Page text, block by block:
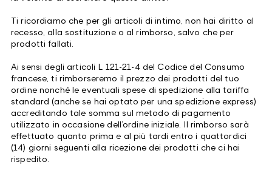
Ti ricordiamo che per gli articoli di intimo, non hai diritto al
recesso, alla sostituzione o al rimborso, salvo che per
prodotti fallati.
Ai sensi degli articoli L 121-21-4 del Codice del Consumo
francese, ti rimborseremo il prezzo dei prodotti del tuo
ordine nonché le eventuali spese di spedizione alla tariffa
standard (anche se hai optato per una spedizione express)
accreditando tale somma sul metodo di pagamento
utilizzato in occasione dell’ordine iniziale. Il rimborso sarà
effettuato quanto prima e al più tardi entro i quattordici
(14) giorni seguenti alla ricezione dei prodotti che ci hai
rispedito.